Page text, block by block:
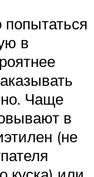
в
Чаще
в
(не